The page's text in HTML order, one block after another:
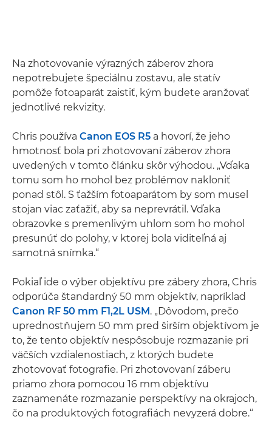
Na zhotovovanie výrazných záberov zhora
nepotrebujete špeciálnu zostavu, ale statív
pomôže fotoaparát zaistiť, kým budete aranžovať
jednotlivé rekvizity.
Chris používa Canon EOS R5 a hovorí, že jeho
hmotnosť bola pri zhotovovaní záberov zhora
uvedených v tomto článku skôr výhodou. „Vďaka
tomu som ho mohol bez problémov nakloniť
ponad stôl. S ťažším fotoaparátom by som musel
stojan viac zaťažiť, aby sa neprevrátil. Vďaka
obrazovke s premenlivým uhlom som ho mohol
presunúť do polohy, v ktorej bola viditeľná aj
samotná snímka.“
Pokiaľ ide o výber objektívu pre zábery zhora, Chris
odporúča štandardný 50 mm objektív, napríklad
Canon RF 50 mm F1,2L USM. „Dôvodom, prečo
uprednostňujem 50 mm pred širším objektívom je
to, že tento objektív nespôsobuje rozmazanie pri
väčších vzdialenostiach, z ktorých budete
zhotovovať fotografie. Pri zhotovovaní záberu
priamo zhora pomocou 16 mm objektívu
zaznamenáte rozmazanie perspektívy na okrajoch,
čo na produktových fotografiách nevyzerá dobre.“